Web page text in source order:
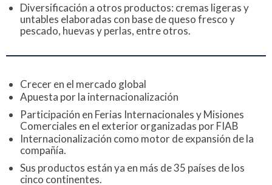
Diversificación a otros productos: cremas ligeras y
untables elaboradas con base de queso fresco y
pescado, huevas y perlas, entre otros.
Crecer en el mercado global
Apuesta por la internacionalización
Participación en Ferias Internacionales y Misiones
Comerciales en el exterior organizadas por FIAB
Internacionalización como motor de expansión de la
compañía.
Sus productos están ya en más de 35 países de los
cinco continentes.